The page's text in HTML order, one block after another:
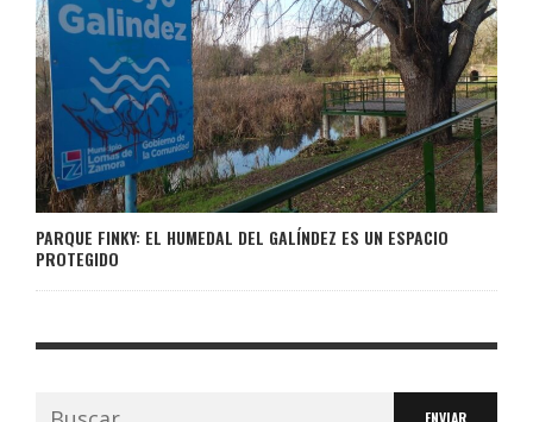
PARQUE FINKY: EL HUMEDAL DEL GALÍNDEZ ES UN ESPACIO
PROTEGIDO
Buscar: